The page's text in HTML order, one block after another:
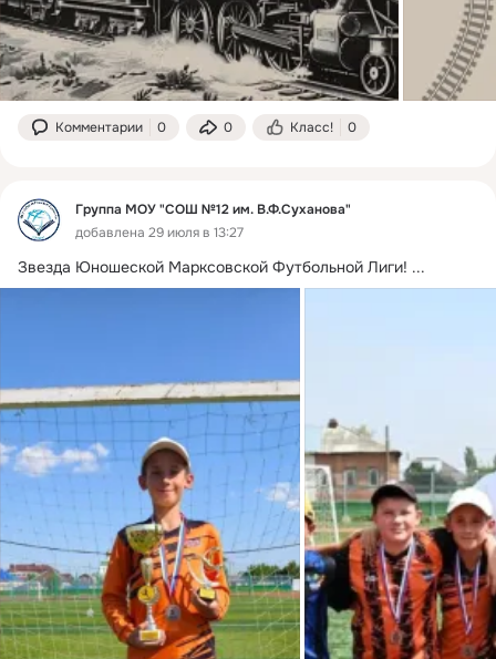
Комментарии 0 0 Класс! 0
Группа МОУ "СОШ №12 им. В.Ф.Суханова"
добавлена 29 июля в 13:27
Звезда Юношеской Марксовской Футбольной Лиги! ...